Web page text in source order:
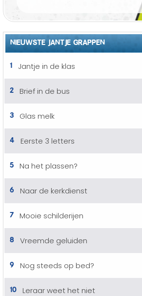
NIEUWSTE JANTJE GRAPPEN
1
Jantje in de klas
2 Brief in de bus
3 Glas melk
4 Eerste 3 letters
5 Na het plassen?
6 Naar de kerkdienst
7 Mooie schilderijen
8 Vreemde geluiden
9 Nog steeds op bed?
10 Leraar weet het niet